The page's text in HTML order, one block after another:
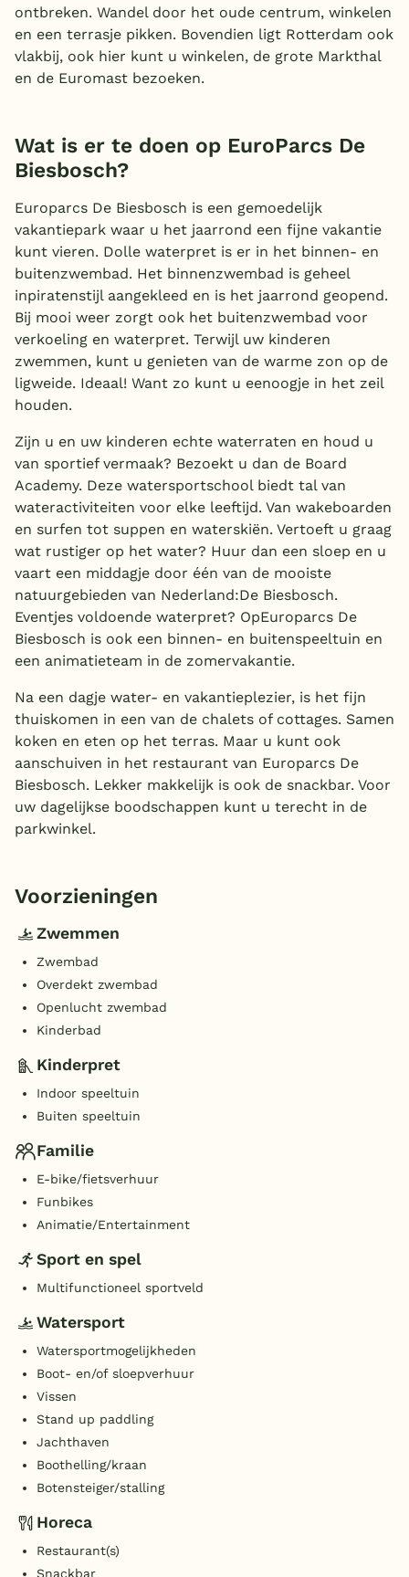
ontbreken. Wandel door het oude centrum, winkelen
en een terrasje pikken. Bovendien ligt Rotterdam ook
vlakbij, ook hier kunt u winkelen, de grote Markthal
en de Euromast bezoeken.
Wat is er te doen op EuroParcs De
Biesbosch?
Europarcs De Biesbosch is een gemoedelijk
vakantiepark waar u het jaarrond een fijne vakantie
kunt vieren. Dolle waterpret is er in het binnen- en
buitenzwembad. Het binnenzwembad is geheel
inpiratenstijl aangekleed en is het jaarrond geopend.
Bij mooi weer zorgt ook het buitenzwembad voor
verkoeling en waterpret. Terwijl uw kinderen
zwemmen, kunt u genieten van de warme zon op de
ligweide. Ideaal! Want zo kunt u eenoogje in het zeil
houden.
Zijn u en uw kinderen echte waterraten en houd u
van sportief vermaak? Bezoekt u dan de Board
Academy. Deze watersportschool biedt tal van
wateractiviteiten voor elke leeftijd. Van wakeboarden
en surfen tot suppen en waterskiën. Vertoeft u graag
wat rustiger op het water? Huur dan een sloep en u
vaart een middagje door één van de mooiste
natuurgebieden van Nederland:De Biesbosch.
Eventjes voldoende waterpret? OpEuroparcs De
Biesbosch is ook een binnen- en buitenspeeltuin en
een animatieteam in de zomervakantie.
Na een dagje water- en vakantieplezier, is het fijn
thuiskomen in een van de chalets of cottages. Samen
koken en eten op het terras. Maar u kunt ook
aanschuiven in het restaurant van Europarcs De
Biesbosch. Lekker makkelijk is ook de snackbar. Voor
uw dagelijkse boodschappen kunt u terecht in de
parkwinkel.
Voorzieningen
Zwemmen
Zwembad
Overdekt zwembad
Openlucht zwembad
Kinderbad
Kinderpret
Indoor speeltuin
Buiten speeltuin
Familie
E-bike/fietsverhuur
Funbikes
Animatie/Entertainment
Sport en spel
Multifunctioneel sportveld
Watersport
Watersportmogelijkheden
Boot- en/of sloepverhuur
Vissen
Stand up paddling
Jachthaven
Boothelling/kraan
Botensteiger/stalling
Horeca
Restaurant(s)
Snackbar